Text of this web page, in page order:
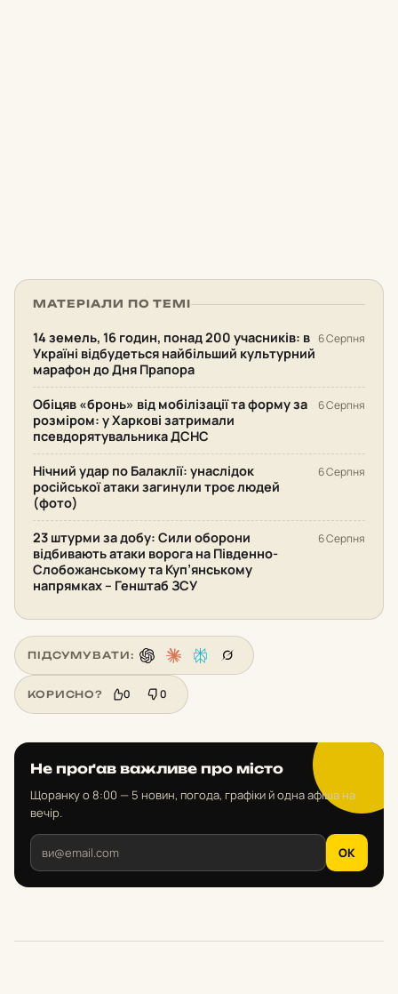
МАТЕРІАЛИ ПО ТЕМІ
14 земель, 16 годин, понад 200 учасників: в
Україні відбудеться найбільший культурний
марафон до Дня Прапора
6 Серпня
Обіцяв «бронь» від мобілізації та форму за
розміром: у Харкові затримали
псевдорятувальника ДСНС
6 Серпня
Нічний удар по Балаклії: унаслідок
російської атаки загинули троє людей
(фото)
6 Серпня
23 штурми за добу: Сили оборони
відбивають атаки ворога на Південно-
Слобожанському та Куп’янському
напрямках – Генштаб ЗСУ
6 Серпня
ПІДСУМУВАТИ:
КОРИСНО? 0 0
Не проґав важливе про місто
Щоранку о 8:00 — 5 новин, погода, графіки й одна афіша на
вечір.
OK